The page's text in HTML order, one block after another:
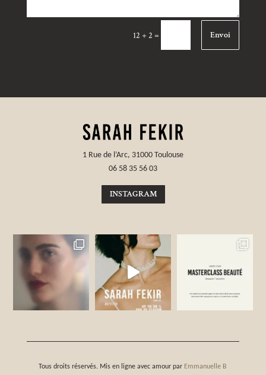
12 + 2 = Envoi
1 Rue de l’Arc, 31000 Toulouse
06 58 35 56 03
INSTAGRAM
Tous droits réservés. Mis en ligne avec amour par Emmanuelle B